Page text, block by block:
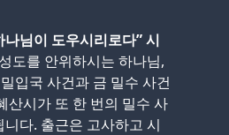
님이 도우시리로다” 시
도를 안위하시는 하나님,
입국 사건과 금 밀수 사건
산시가 또 한 번의 밀수 사
다. 출근은 고사하고 시